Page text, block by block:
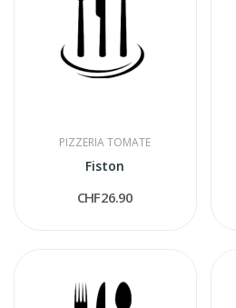
PIZZERIA TOMATE
Fiston
CHF26.90